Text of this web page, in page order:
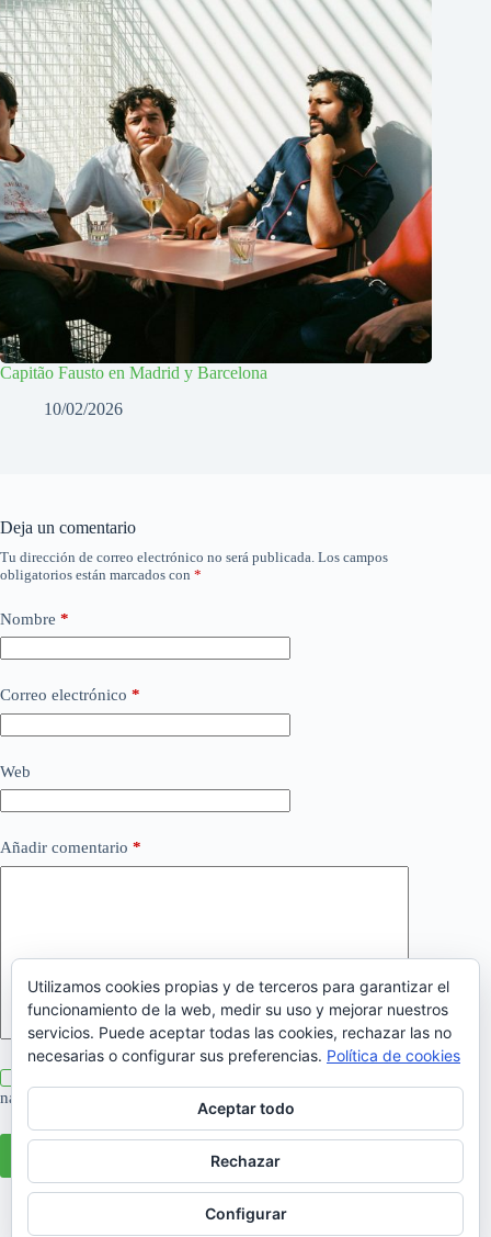
Capitão Fausto en Madrid y Barcelona
10/02/2026
Deja un comentario
Tu dirección de correo electrónico no será publicada. Los campos
obligatorios están marcados con *
Nombre *
Correo electrónico *
Web
Añadir comentario *
navegador para la próxima vez que comente.
Utilizamos cookies propias y de terceros para garantizar el
funcionamiento de la web, medir su uso y mejorar nuestros
servicios. Puede aceptar todas las cookies, rechazar las no
necesarias o configurar sus preferencias. Política de cookies
Aceptar todo
Rechazar
Configurar